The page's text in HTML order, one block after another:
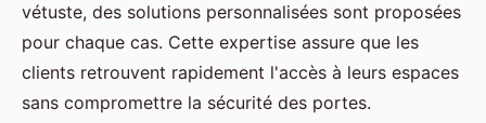
vétuste, des solutions personnalisées sont proposées
pour chaque cas. Cette expertise assure que les
clients retrouvent rapidement l'accès à leurs espaces
sans compromettre la sécurité des portes.